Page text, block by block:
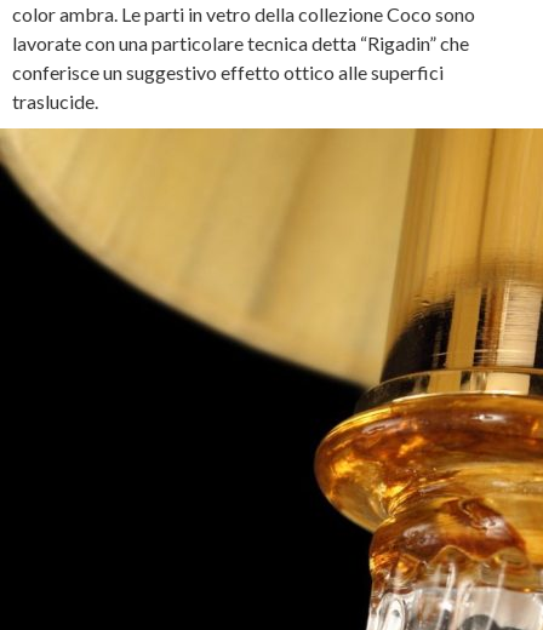
color ambra. Le parti in vetro della collezione Coco sono
lavorate con una particolare tecnica detta “Rigadin” che
conferisce un suggestivo effetto ottico alle superfici
traslucide.